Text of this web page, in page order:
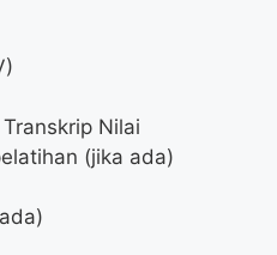
Nilai
(jika ada)